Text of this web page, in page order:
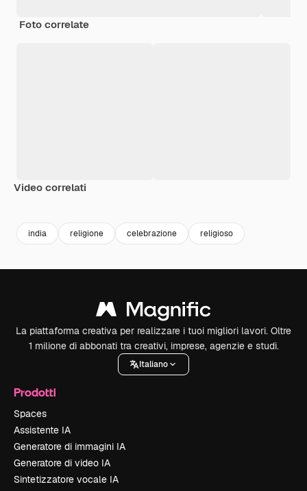
Foto correlate
Video correlati
india religione celebrazione religioso
La piattaforma creativa per realizzare i tuoi migliori lavori. Oltre
1 milione di abbonati tra creativi, imprese, agenzie e studi.
Italiano
Prodotti
Spaces
Assistente IA
Generatore di immagini IA
Generatore di video IA
Sintetizzatore vocale IA